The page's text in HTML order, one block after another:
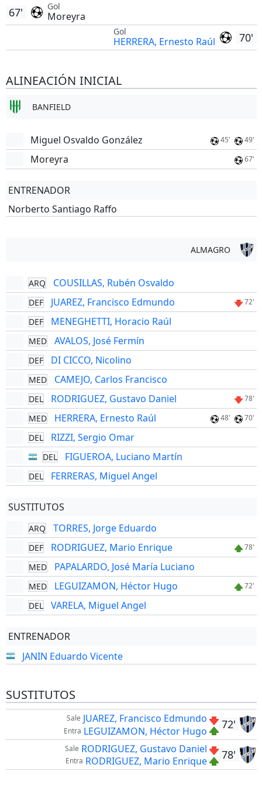
Gol
Moreyra
67'
70'
Gol
HERRERA, Ernesto Raúl
ALINEACIÓN INICIAL
BANFIELD
Miguel Osvaldo González 45' 49'
Moreyra 67'
ENTRENADOR
Norberto Santiago Raffo
ALMAGRO
ARQ COUSILLAS, Rubén Osvaldo
DEF JUAREZ, Francisco Edmundo 72'
DEF MENEGHETTI, Horacio Raúl
MED AVALOS, José Fermín
DEF DI CICCO, Nicolino
MED CAMEJO, Carlos Francisco
DEL RODRIGUEZ, Gustavo Daniel 78'
MED HERRERA, Ernesto Raúl 48' 70'
DEL RIZZI, Sergio Omar
DEL FIGUEROA, Luciano Martín
DEL FERRERAS, Miguel Angel
SUSTITUTOS
ARQ TORRES, Jorge Eduardo
DEF RODRIGUEZ, Mario Enrique 78'
MED PAPALARDO, José María Luciano
MED LEGUIZAMON, Héctor Hugo 72'
DEL VARELA, Miguel Angel
ENTRENADOR
JANIN Eduardo Vicente
SUSTITUTOS
72'
Sale JUAREZ, Francisco Edmundo
Entra LEGUIZAMON, Héctor Hugo
78'
Sale RODRIGUEZ, Gustavo Daniel
Entra RODRIGUEZ, Mario Enrique